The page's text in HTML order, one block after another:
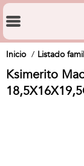
Inicio Listado
Ksimerito